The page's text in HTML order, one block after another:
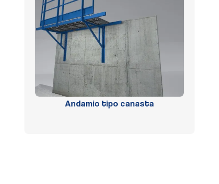
Andamio tipo canasta